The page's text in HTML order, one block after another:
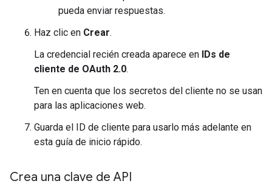
pueda enviar respuestas.
Haz clic en Crear.
La credencial recién creada aparece en IDs de
cliente de OAuth 2.0.
Ten en cuenta que los secretos del cliente no se usan
para las aplicaciones web.
Guarda el ID de cliente para usarlo más adelante en
esta guía de inicio rápido.
Crea una clave de API